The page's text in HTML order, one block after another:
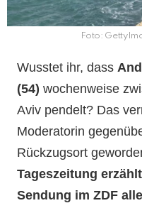
Foto:
Wusstet ihr, dass
(54)wochenweise
Aviv pendelt? Das
Moderatorin
Rückzugsort
Tageszeitung
Sendung im ZDF